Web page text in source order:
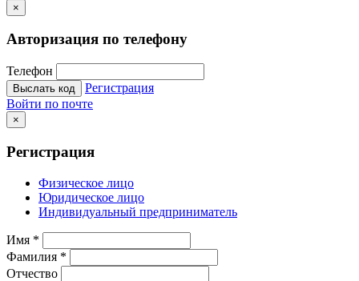
×
Авторизация по телефону
Телефон
Выслать код
Регистрация
Войти по почте
×
Регистрация
Физическое лицо
Юридическое лицо
Индивидуальный предприниматель
Имя *
Фамилия *
Отчество